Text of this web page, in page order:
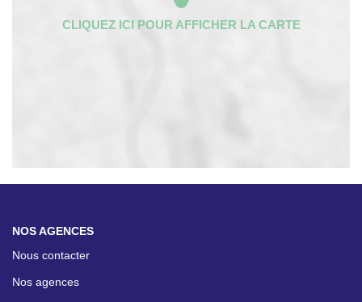
NOS AGENCES
Nous contacter
Nos agences